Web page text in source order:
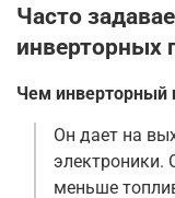
Часто
инверторных
Чем инверторный
Он дает на
электроники.
меньше